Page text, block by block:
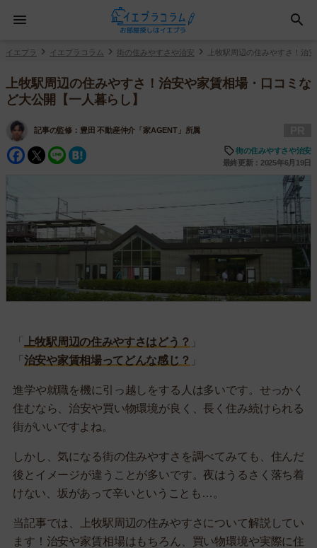
イエプラ イエプラコラム 街の住みやすさや治安 上牧駅周辺の住みやすさ！治
上牧駅周辺の住みやすさ！治安や家賃相場・口コミな
ど大公開【一人暮らし】
記事の監修： 豊田 不動産仲介「家AGENT」所属
Facebook
Twitter
Line
街の住みやすさや治安
最終更新：2025年6月19日
「 上牧駅周辺の住みやすさはどう？ 」
「 治安や家賃相場ってどんな感じ？ 」
進学や就職を機に引っ越しをする人は多いです。せっかく
住むなら、治安や買い物環境が良く、長く住み続けられる
街がいいですよね。
しかし、気になる街の住みやすさを調べてみても、住んだ
後とイメージが違うことが多いです。夜はうるさく落ち着
けない、坂があって辛いということも…。
当記事では、上牧駅周辺の住みやすさについて解説してい
ます！治安や家賃相場はもちろん、買い物環境や実際に住